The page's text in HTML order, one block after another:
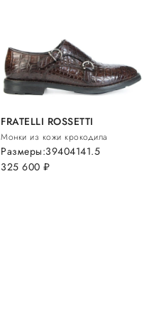
FRATELLI ROSSETTI
Монки из кожи крокодила
325 600руб.
Размеры:39404141.5